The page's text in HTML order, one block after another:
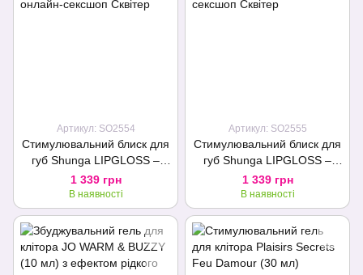
Артикул: SO2554
Стимулювальний блиск для
губ Shunga LIPGLOSS –
Sparkling Strawberry Wine
(10 мл), ефект
поколювання
1 339 грн
В наявності
Артикул: SO2555
Стимулювальний блиск для
губ Shunga LIPGLOSS –
Coconut Water (10 мл),
ефект поколювання, холод-
тепло
1 339 грн
В наявності